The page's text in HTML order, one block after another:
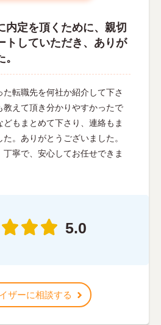
内定を頂くために、親切
トしていただき、ありが
転職先を何社か紹介して下さ
教えて頂き分かりやすかったで
もまとめて下さり、連絡もま
。ありがとうございました。
寧で、安心してお任せできま
5.0
ザーに相談する